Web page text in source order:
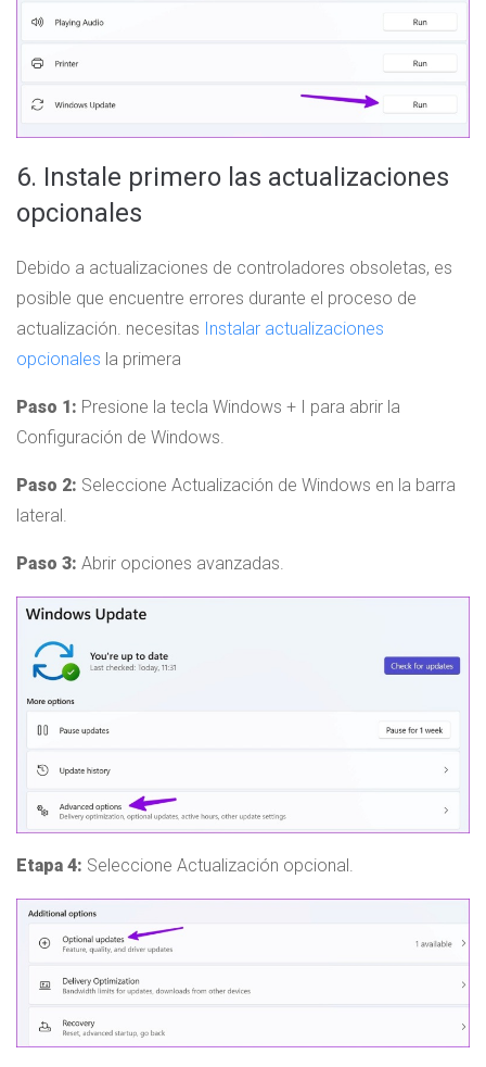
6. Instale primero las actualizaciones
opcionales
Debido a actualizaciones de controladores obsoletas, es
posible que encuentre errores durante el proceso de
actualización. necesitas Instalar actualizaciones
opcionales la primera
Paso 1: Presione la tecla Windows + I para abrir la
Configuración de Windows.
Paso 2: Seleccione Actualización de Windows en la barra
lateral.
Paso 3: Abrir opciones avanzadas.
Etapa 4: Seleccione Actualización opcional.